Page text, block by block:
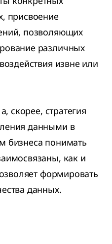
присвоение
позволяющих
различных
извне или
скорее, стратегия
данными в
бизнеса понимать
как и
формировать
данных.